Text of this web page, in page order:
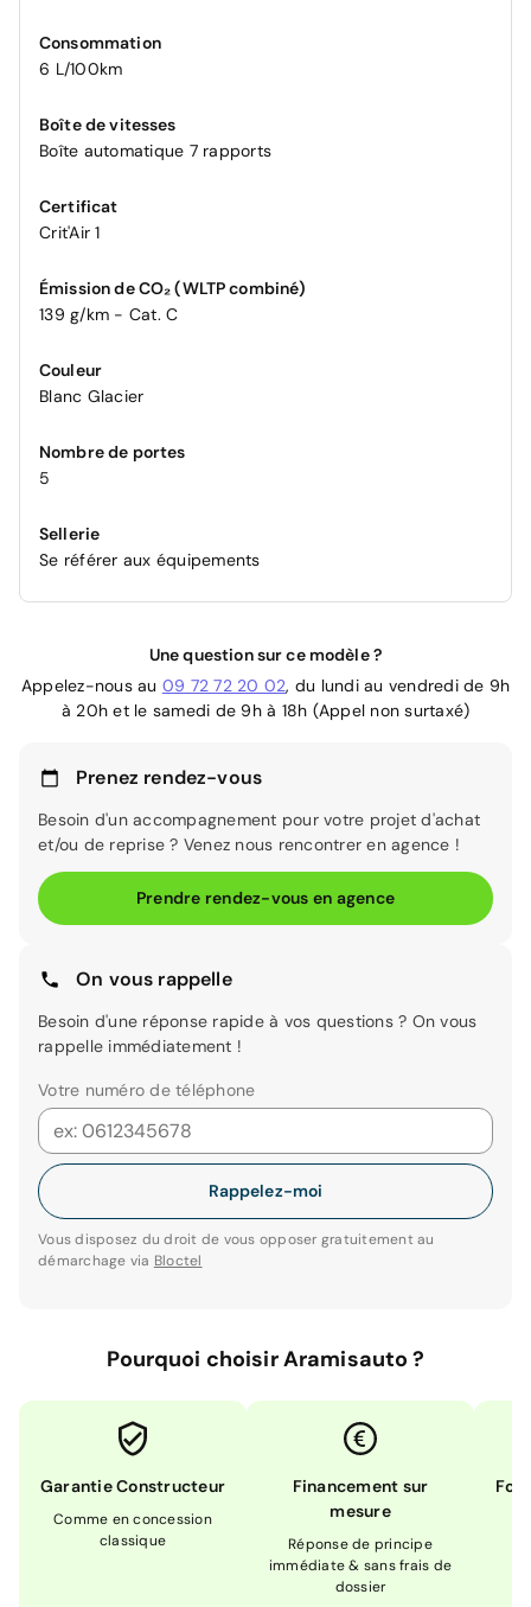
Consommation
6 L/100km
Boîte de vitesses
Boîte automatique 7 rapports
Certificat
Crit'Air 1
Émission de CO₂ (WLTP combiné)
139 g/km - Cat. C
Couleur
Blanc Glacier
Nombre de portes
5
Sellerie
Se référer aux équipements
Une question sur ce modèle ?
Appelez-nous au 09 72 72 20 02, du lundi au vendredi de 9h
à 20h et le samedi de 9h à 18h (Appel non surtaxé)
Prenez rendez-vous
Besoin d'un accompagnement pour votre projet d'achat
et/ou de reprise ? Venez nous rencontrer en agence !
Prendre rendez-vous en agence
On vous rappelle
Besoin d'une réponse rapide à vos questions ? On vous
rappelle immédiatement !
Votre numéro de téléphone
Rappelez-moi
Vous disposez du droit de vous opposer gratuitement au
démarchage via Bloctel
Pourquoi choisir Aramisauto ?
Garantie Constructeur
Comme en concession
classique
Financement sur
mesure
Réponse de principe
immédiate & sans frais de
dossier